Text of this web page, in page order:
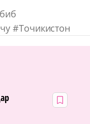
#Точикистон